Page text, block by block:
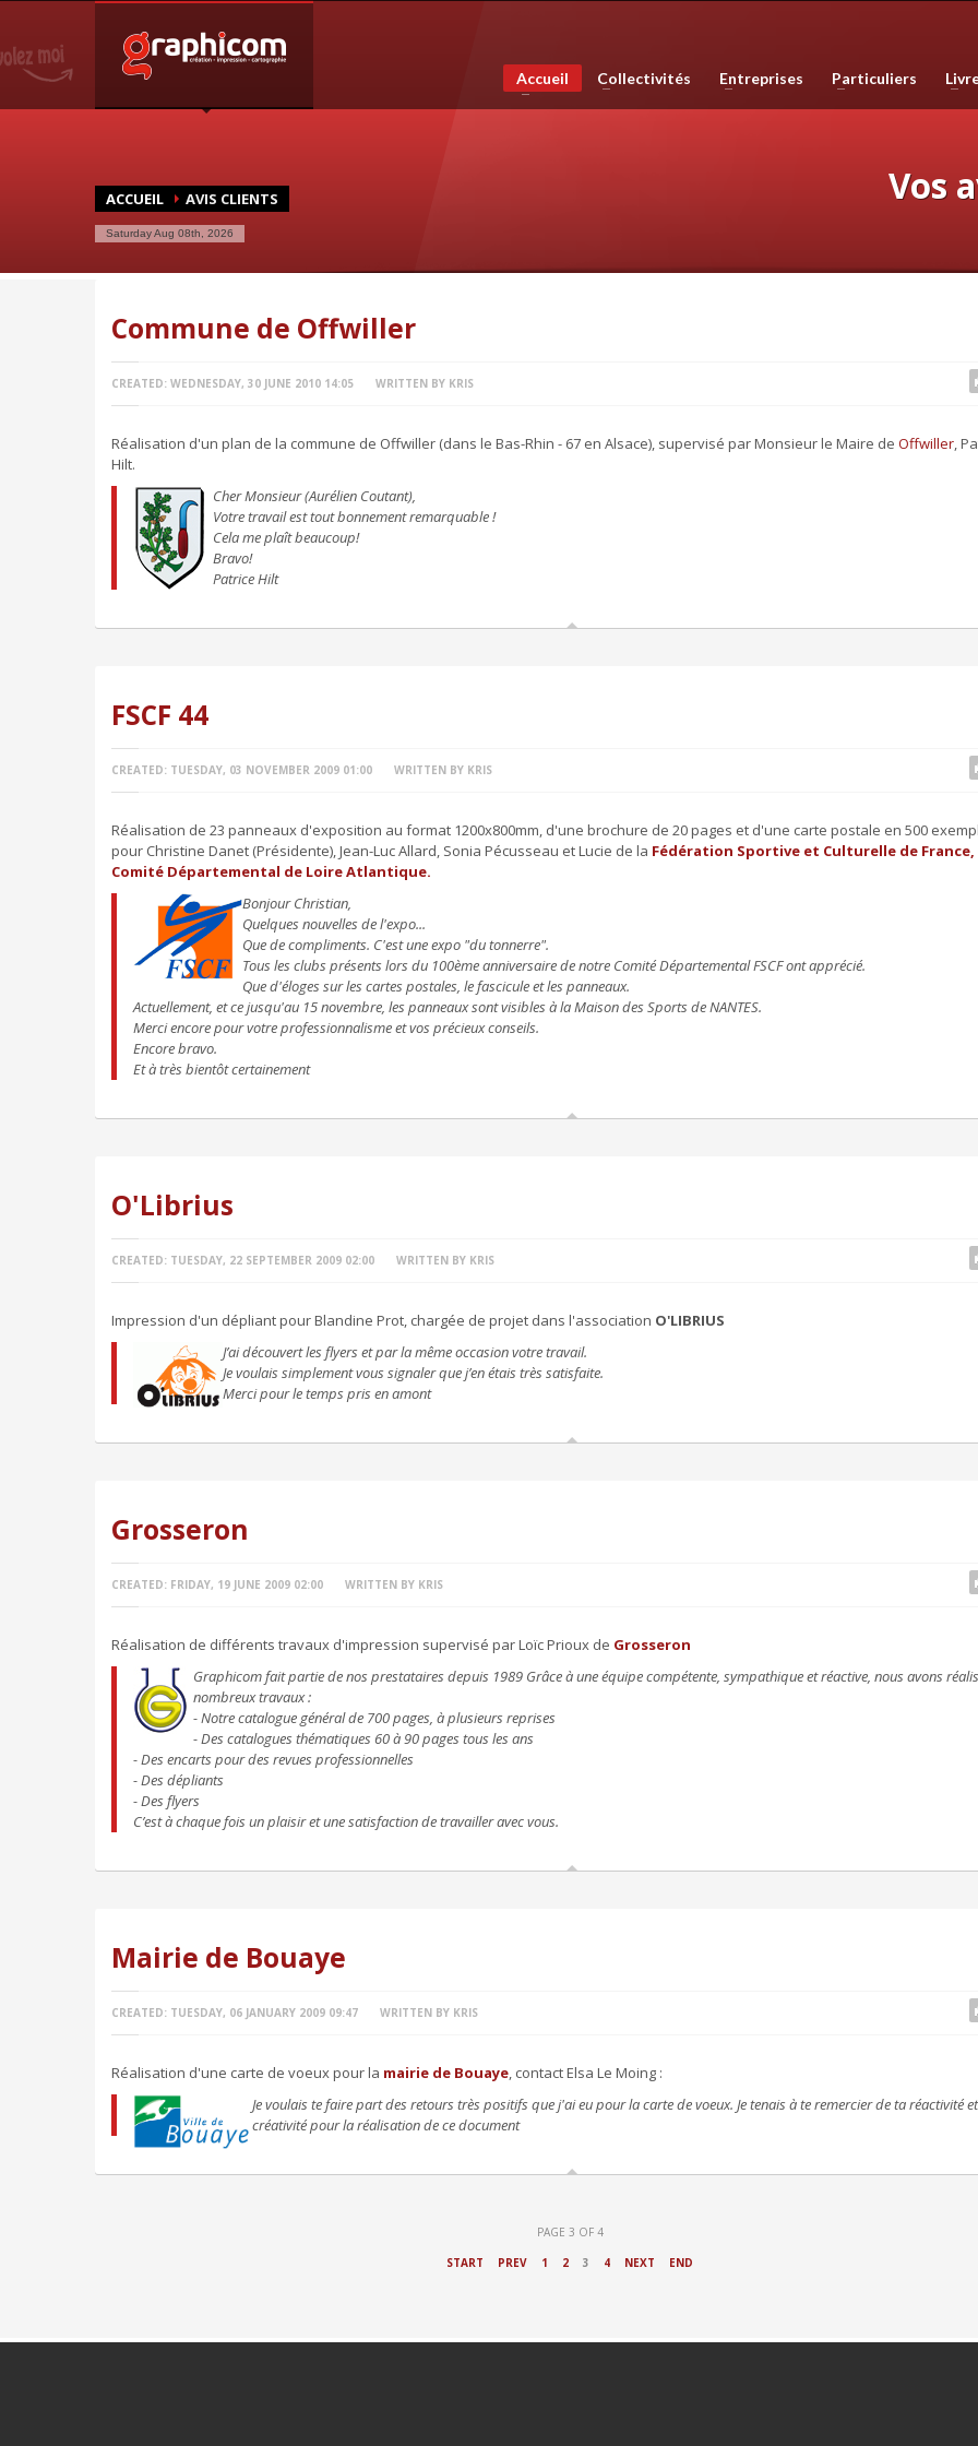
NOTRE SPÉCIALISATION
Notre entreprise familiale est spécialisée dans la cartographie, les plans de ville, mais est également compétente en infographie, en
graphique, en impression grâce à nos presses numériques de haute qualité. Nous réalisons également des sites internet et
Accueil Collectivités Entreprises Particuliers
ACCUEIL AVIS CLIENTS
Saturday Aug 08th, 2026
Vos
Commune de Offwiller
CREATED: WEDNESDAY, 30 JUNE 2010 14:05 WRITTEN BY KRIS
Réalisation d'un plan de la commune de Offwiller (dans le Bas-Rhin - 67 en Alsace), supervisé par Monsieur le Maire de Offwiller,
Hilt.
Cher Monsieur (Aurélien Coutant),
Votre travail est tout bonnement remarquable !
Cela me plaît beaucoup!
Bravo!
Patrice Hilt
FSCF 44
CREATED: TUESDAY, 03 NOVEMBER 2009 01:00 WRITTEN BY KRIS
Réalisation de 23 panneaux d'exposition au format 1200x800mm, d'une brochure de 20 pages et d'une carte postale en 500
pour Christine Danet (Présidente), Jean-Luc Allard, Sonia Pécusseau et Lucie de la Fédération Sportive et Culturelle de France,
Comité Départemental de Loire Atlantique.
Bonjour Christian,
Quelques nouvelles de l'expo...
Que de compliments. C'est une expo "du tonnerre".
Tous les clubs présents lors du 100ème anniversaire de notre Comité Départemental FSCF ont apprécié.
Que d'éloges sur les cartes postales, le fascicule et les panneaux.
Actuellement, et ce jusqu'au 15 novembre, les panneaux sont visibles à la Maison des Sports de NANTES.
Merci encore pour votre professionnalisme et vos précieux conseils.
Encore bravo.
Et à très bientôt certainement
O'Librius
CREATED: TUESDAY, 22 SEPTEMBER 2009 02:00 WRITTEN BY KRIS
Impression d'un dépliant pour Blandine Prot, chargée de projet dans l'association O'LIBRIUS
J’ai découvert les flyers et par la même occasion votre travail.
Je voulais simplement vous signaler que j’en étais très satisfaite.
Merci pour le temps pris en amont
Grosseron
CREATED: FRIDAY, 19 JUNE 2009 02:00 WRITTEN BY KRIS
Réalisation de différents travaux d'impression supervisé par Loïc Prioux de Grosseron
Graphicom fait partie de nos prestataires depuis 1989 Grâce à une équipe compétente, sympathique et réactive, nous avons
nombreux travaux :
- Notre catalogue général de 700 pages, à plusieurs reprises
- Des catalogues thématiques 60 à 90 pages tous les ans
- Des encarts pour des revues professionnelles
- Des dépliants
- Des flyers
C’est à chaque fois un plaisir et une satisfaction de travailler avec vous.
Mairie de Bouaye
CREATED: TUESDAY, 06 JANUARY 2009 09:47 WRITTEN BY KRIS
Réalisation d'une carte de voeux pour la mairie de Bouaye, contact Elsa Le Moing :
Je voulais te faire part des retours très positifs que j'ai eu pour la carte de voeux. Je tenais à te remercier de ta réactivité et
créativité pour la réalisation de ce document
PAGE 3 OF 4
START
PREV 1 2 3 4 NEXT END